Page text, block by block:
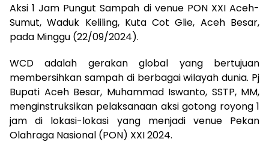
Aksi 1 Jam Pungut Sampah di venue PON XXI Aceh-
Sumut, Waduk Keliling, Kuta Cot Glie, Aceh Besar,
pada Minggu (22/09/2024).
WCD adalah gerakan global yang bertujuan
membersihkan sampah di berbagai wilayah dunia. Pj
Bupati Aceh Besar, Muhammad Iswanto, SSTP, MM,
menginstruksikan pelaksanaan aksi gotong royong 1
jam di lokasi-lokasi yang menjadi venue Pekan
Olahraga Nasional (PON) XXI 2024.